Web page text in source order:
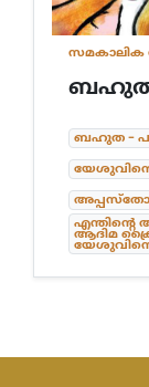
സമകാലിക
ബഹുത
ബഹുത -
ആദിമ